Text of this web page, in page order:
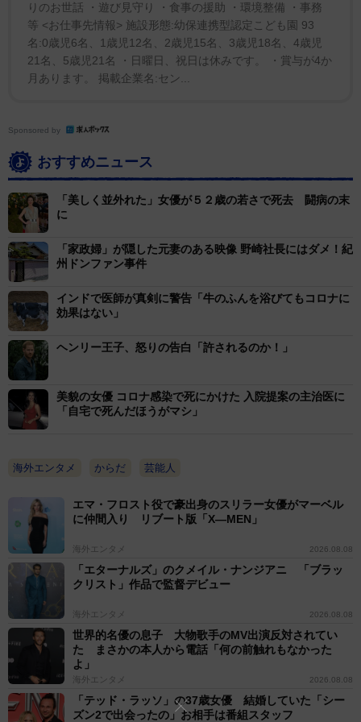
りのお世話 ・遊び見守り ・食事の援助 ・環境整備 ・事務
等 <お仕事先情報> 施設形態:幼保連携型認定こども園 93
名:0歳児6名、1歳児12名、2歳児15名、3歳児18名、4歳児
21名、5歳児21名 ・日曜日、祝日は休みです。 ・賞与が4か
月あります。 掲載企業名:セン...
Sponsored by
おすすめニュース
「美しく並外れた」女優が５２歳の若さで死去 闘病の末
に
「家政婦」が隠した元妻のある映像 野崎社長にはダメ！紀
州ドンファン事件
インドで医師が真剣に警告「牛のふんを浴びてもコロナに
効果はない」
ヘンリー王子、怒りの告白「許されるのか！」
美貌の女優 コロナ感染で死にかけた 入院提案の主治医に
「自宅で死んだほうがマシ」
海外エンタメ からだ 芸能人
エマ・フロスト役で豪出身のスリラー女優がマーベル
に仲間入り リブート版「X―MEN」
海外エンタメ 2026.08.08
「エターナルズ」のクメイル・ナンジアニ 「ブラッ
クリスト」作品で監督デビュー
海外エンタメ 2026.08.08
世界的名優の息子 大物歌手のMV出演反対されてい
た まさかの本人から電話「何の前触れもなかった
よ」
海外エンタメ 2026.08.08
「テッド・ラッソ」の37歳女優 結婚していた「シー
ズン2で出会ったの」お相手は番組スタッフ